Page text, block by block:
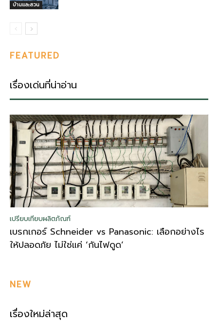
บ้านและสวน
FEATURED
เรื่องเด่นที่น่าอ่าน
เปรียบเทียบผลิตภัณฑ์
เบรกเกอร์ Schneider vs Panasonic: เลือกอย่างไร
ให้ปลอดภัย ไม่ใช่แค่ ‘กันไฟดูด’
NEW
เรื่องใหม่ล่าสุด